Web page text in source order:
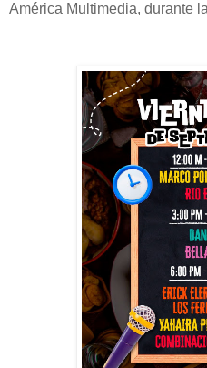
América Multimedia, durante